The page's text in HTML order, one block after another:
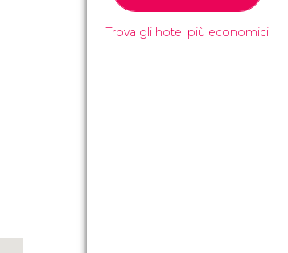
Trova gli hotel più economici